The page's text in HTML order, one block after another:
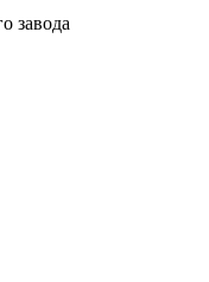
завода